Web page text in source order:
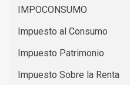
IMPOCONSUMO
Impuesto al Consumo
Impuesto Patrimonio
Impuesto Sobre la Renta